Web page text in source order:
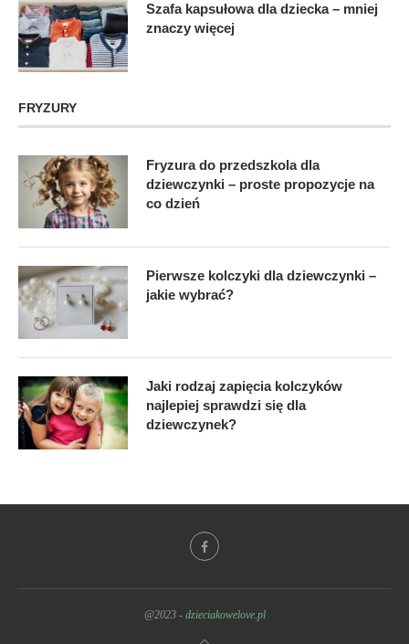
Szafa kapsułowa dla dziecka – mniej
znaczy więcej
FRYZURY
Fryzura do przedszkola dla
dziewczynki – proste propozycje na
co dzień
Pierwsze kolczyki dla dziewczynki –
jakie wybrać?
Jaki rodzaj zapięcia kolczyków
najlepiej sprawdzi się dla
dziewczynek?
@2023 - dzieciakowelove.pl